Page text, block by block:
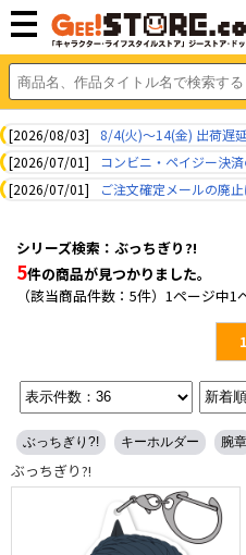
[2026/08/03]
8/4(火)～14(金) 出荷遅
[2026/07/01]
コンビニ・ペイジー決
[2026/07/01]
ご注文確定メールの廃
シリーズ検索：ぶっちぎり?!
5件の商品が見つかりました。
（該当商品件数：5件）1ページ中1
1
ぶっちぎり?! キーホルダー 腕章
ぶっちぎり?!